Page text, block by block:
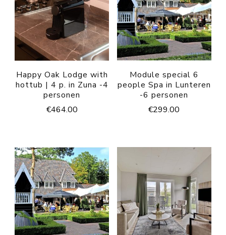
Happy Oak Lodge with
hottub | 4 p. in Zuna -4
personen
€464.00
Module special 6
people Spa in Lunteren
-6 personen
€299.00